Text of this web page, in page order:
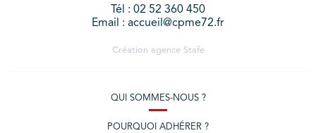
Tél : 02 52 360 450
Email : accueil@cpme72.fr
Création agence Stafe
QUI SOMMES-NOUS ?
POURQUOI ADHÉRER ?